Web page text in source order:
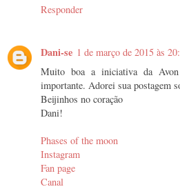
Responder
Dani-se 1 de março de 2015 às
Muito boa a iniciativa da
importante. Adorei sua postagem
Beijinhos no coração
Dani!
Phases of the moon
Instagram
Fan page
Canal